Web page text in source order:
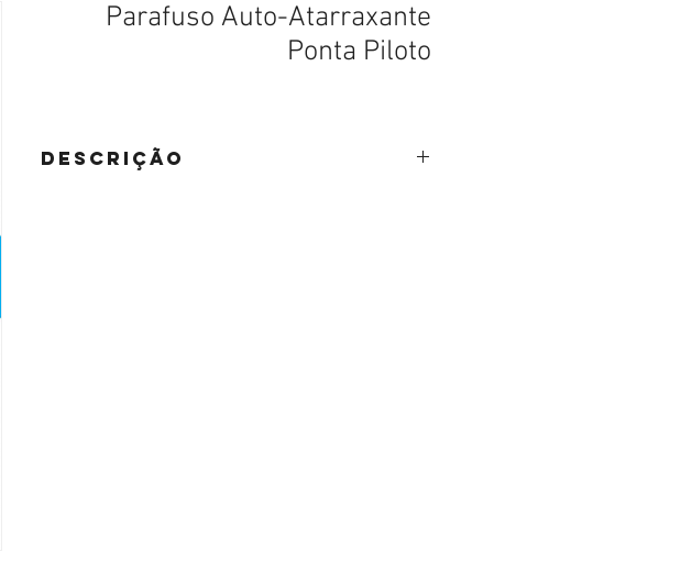
Parafuso Auto-Atarraxante
Ponta Piloto
DESCRIÇÃO